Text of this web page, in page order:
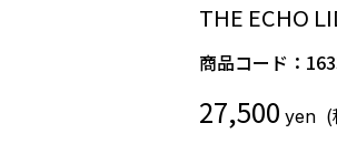
THE ECHO
商品コード：
27,500 yen